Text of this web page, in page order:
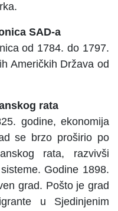
SAD-a
od 1784. do 1797.
Američkih Država od
rata
godine, ekonomija
se brzo proširio po
rata, razvivši
Godine 1898.
grad. Pošto je grad
u Sjedinjenim